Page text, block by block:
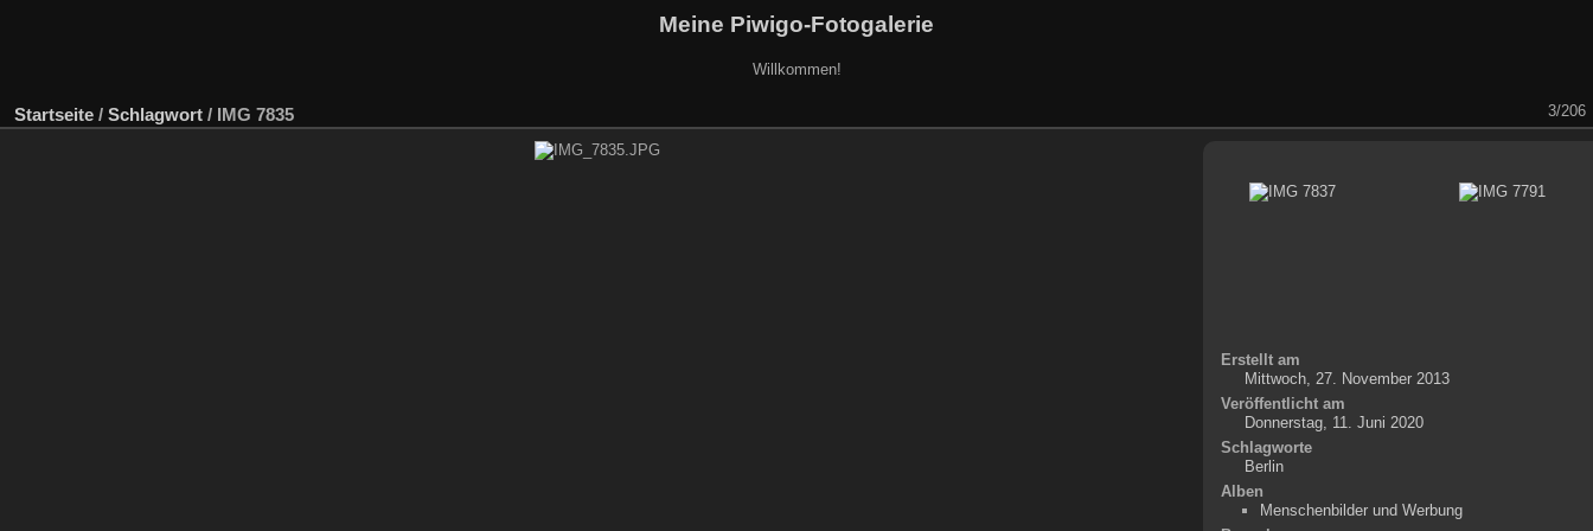
Meine Piwigo-Fotogalerie
Willkommen!
Startseite / Schlagwort / IMG 7835 3/206
Erstellt am
Mittwoch, 27. November 2013
Veröffentlicht am
Donnerstag, 11. Juni 2020
Schlagworte
Berlin
Alben
Menschenbilder und Werbung